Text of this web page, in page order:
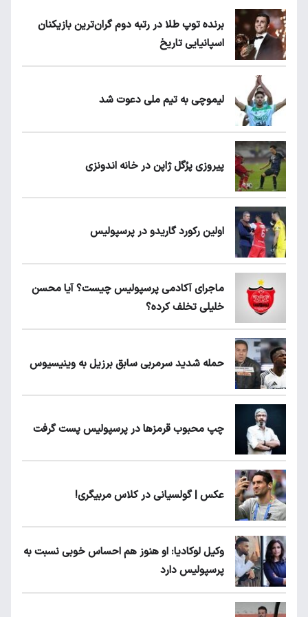
برنده توپ طلا در رتبه دوم گران‌ترین بازیکنان
اسپانیایی تاریخ
لیموچی به تیم ملی دعوت شد
پیروزی پرُگل ژاپن در خانه اندونزی
اولین رکورد گاریدو در پرسپولیس
ماجرای آکادمی پرسپولیس چیست؟ آیا محسن
خلیلی تخلف کرده؟
حمله شدید سرمربی سابق برزیل به وینیسیوس
چپ محبوب قرمزها در پرسپولیس پست گرفت
عکس | گولسیانی در کلاس مربیگری!
وکیل لوکادیا: او هنوز هم احساس خوبی نسبت به
پرسپولیس دارد